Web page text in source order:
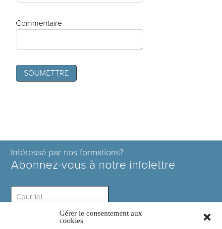
Gérer le consentement aux
cookies
Commentaire
Intéressé par nos formations?
Abonnez-vous à notre infolettre